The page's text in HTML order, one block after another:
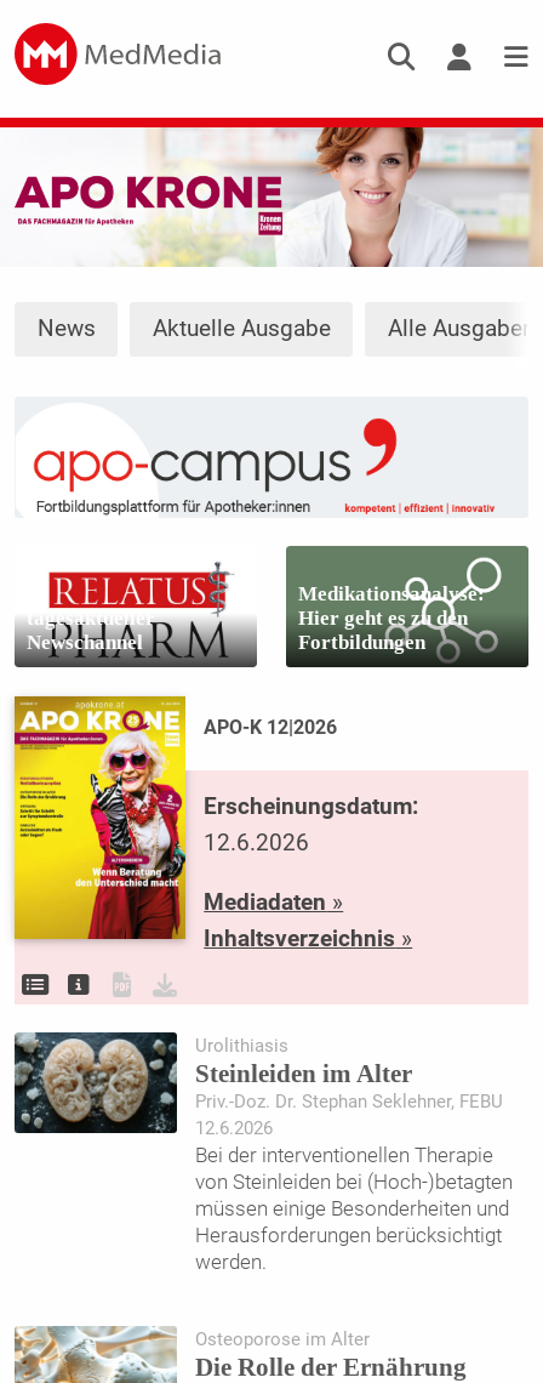
News Aktuelle Ausgabe Alle Ausgaben
tagesaktueller
Newschannel
Medikationsanalyse:
Hier geht es zu den
Fortbildungen
APO-K 12|2026
Erscheinungsdatum:
12.6.2026
Mediadaten »
Inhaltsverzeichnis »
Urolithiasis
Steinleiden im Alter
Priv.-Doz. Dr. Stephan Seklehner, FEBU
12.6.2026
Bei der interventionellen Therapie
von Steinleiden bei (Hoch-)betagten
müssen einige Besonderheiten und
Herausforderungen berücksichtigt
werden.
Osteoporose im Alter
Die Rolle der Ernährung